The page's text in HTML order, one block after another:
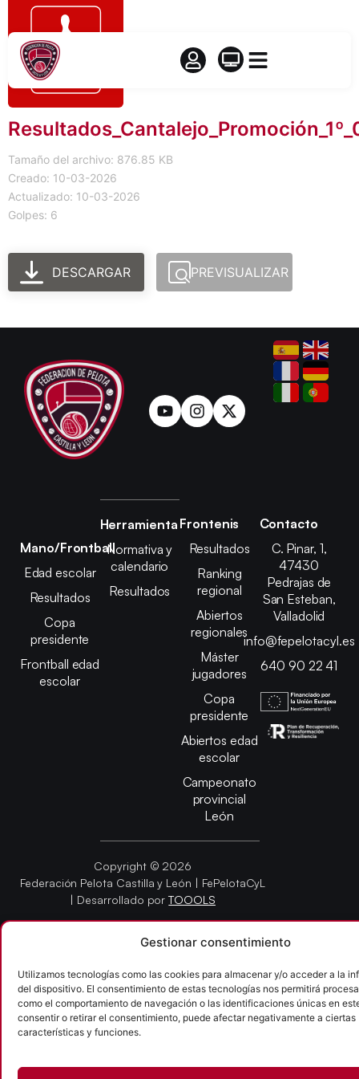
Gestionar consentimiento
Utilizamos tecnologías como las cookies para almacenar y/o acceder a la
del dispositivo. El consentimiento de estas tecnologías nos permitirá
como el comportamiento de navegación o las identificaciones únicas en
consentir o retirar el consentimiento, puede afectar negativamente a ciertas
características y funciones.
Tamaño del archivo: 876.85 KB
Creado: 10-03-2026
Actualizado: 10-03-2026
Golpes: 6
DESCARGAR PREVISUALIZAR
Mano/Frontball
Edad escolar
Resultados
Copa
presidente
Frontball edad
escolar
Herramienta
Normativa y
calendario
Resultados
Frontenis
Resultados
Ranking
regional
Abiertos
regionales
Máster
jugadores
Copa
presidente
Abiertos edad
escolar
Campeonato
provincial
León
Contacto
C. Pinar, 1,
47430
Pedrajas de
San Esteban,
Valladolid
info@fepelotacyl.es
640 90 22 41
Copyright © 2026
Federación Pelota Castilla y León | FePelotaCyL
| Desarrollado porTOOOLS
Política de CookiesPolítica de Privacidad